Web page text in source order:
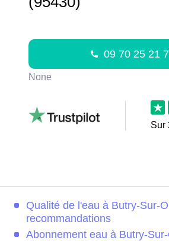
09 70 25 21
None
Sur
Qualité de l'eau à Butry-Sur-
recommandations
Abonnement eau à Butry-